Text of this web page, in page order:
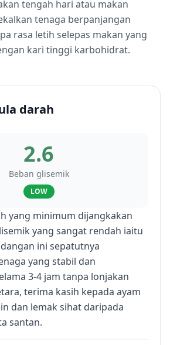
tengah hari atau makan
tenaga berpanjangan
rasa letih selepas makan yang
kari tinggi karbohidrat.
darah
2.6
Beban glisemik
LOW
yang minimum dijangkakan
yang sangat rendah iaitu
ini sepatutnya
yang stabil dan
3-4 jam tanpa lonjakan
terima kasih kepada ayam
dan lemak sihat daripada
santan.